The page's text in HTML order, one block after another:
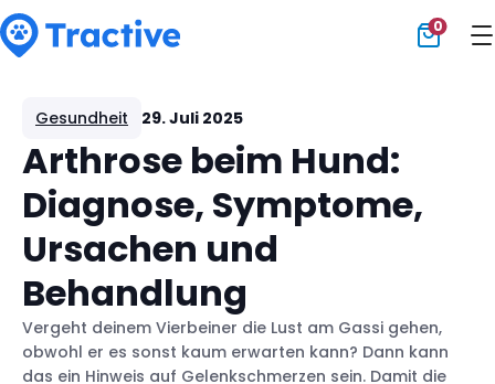
0
Gesundheit 29. Juli 2025
Arthrose beim Hund:
Diagnose, Symptome,
Ursachen und
Behandlung
Vergeht deinem Vierbeiner die Lust am Gassi gehen,
obwohl er es sonst kaum erwarten kann? Dann kann
das ein Hinweis auf Gelenkschmerzen sein. Damit die